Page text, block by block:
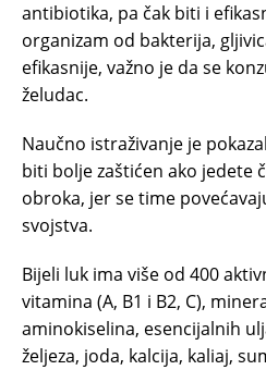
antibiotika, pa čak biti i
organizam od bakterija,
efikasnije, važno je da se
želudac.
Naučno istraživanje je
biti bolje zaštićen ako jedete
obroka, jer se time
svojstva.
Bijeli luk ima više od 400
vitamina (A, B1 i B2, C),
aminokiselina, esencijalnih
željeza, joda, kalcija, kaliaj,